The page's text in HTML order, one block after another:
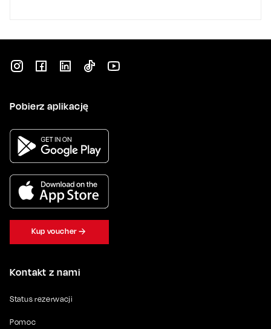
Kontakt z nami
Status rezerwacji
Pomoc
Pobierz aplikację
Kup voucher